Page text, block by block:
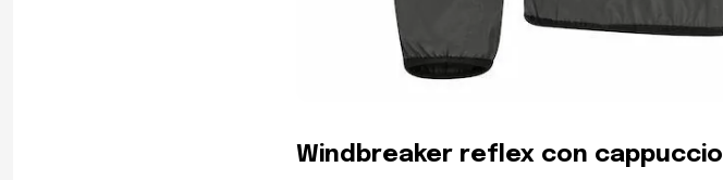
Windbreaker reflex con cappuccio